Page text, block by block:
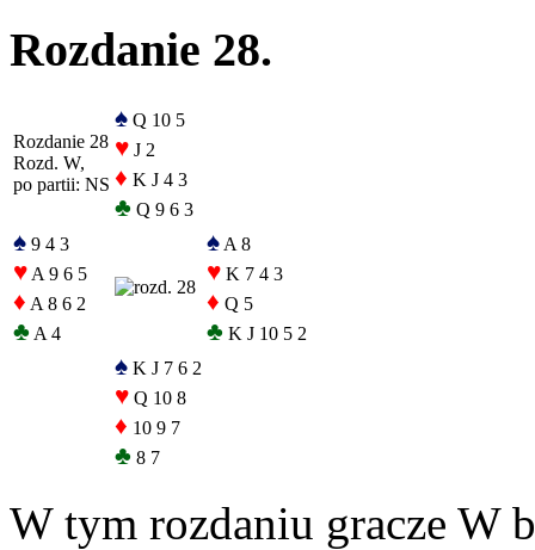
Rozdanie 28.
Rozdanie 28
Rozd. W,
po partii: NS
♠ Q 10 5
♥ J 2
♦ K J 4 3
♣ Q 9 6 3
♠ 9 4 3
♥ A 9 6 5
♦ A 8 6 2
♣ A 4
♠ A 8
♥ K 7 4 3
♦ Q 5
♣ K J 10 5 2
♠ K J 7 6 2
♥ Q 10 8
♦ 10 9 7
♣ 8 7
W tym rozdaniu gracze W